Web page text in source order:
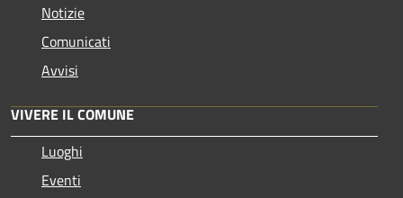
Notizie
Comunicati
Avvisi
VIVERE IL COMUNE
Luoghi
Eventi